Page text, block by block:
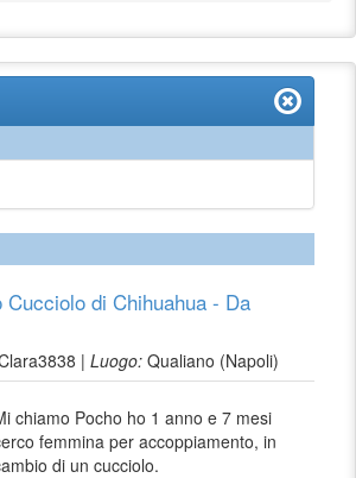
Cucciolo di Chihuahua - Da
| Luogo: Qualiano (Napoli)
chiamo Pocho ho 1 anno e 7 mesi
femmina per accoppiamento, in
di un cucciolo.